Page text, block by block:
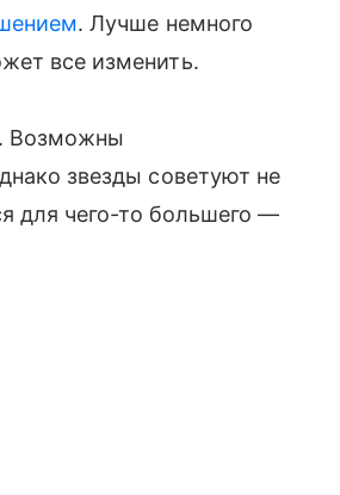
. Лучше немного
все изменить.
Возможны
звезды советуют не
для чего-то большего —